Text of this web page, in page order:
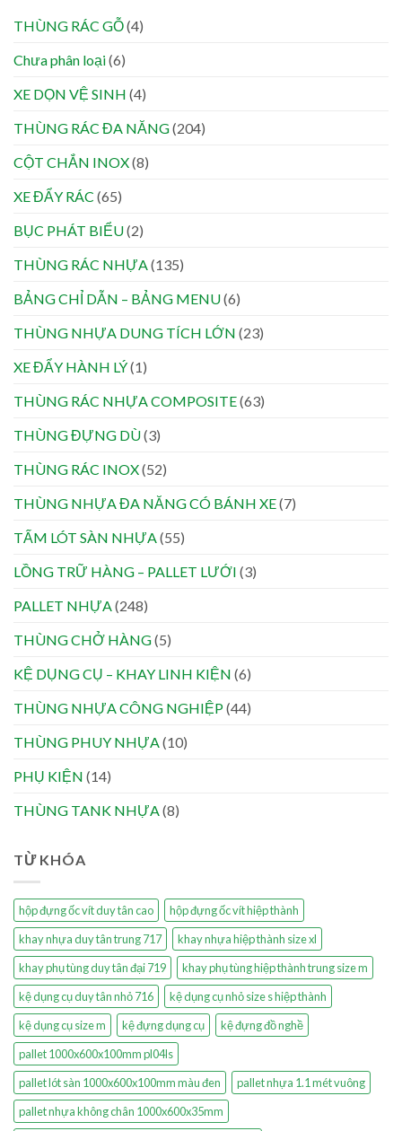
THÙNG RÁC GỖ(4)
Chưa phân loại(6)
XE DỌN VỆ SINH (4)
THÙNG RÁC ĐA NĂNG(204)
CỘT CHẮN INOX(8)
XE ĐẨY RÁC (65)
BỤC PHÁT BIỂU(2)
THÙNG RÁC NHỰA(135)
BẢNG CHỈ DẪN – BẢNG MENU(6)
THÙNG NHỰA DUNG TÍCH LỚN (23)
XE ĐẨY HÀNH LÝ(1)
THÙNG RÁC NHỰA COMPOSITE(63)
THÙNG ĐỰNG DÙ(3)
THÙNG RÁC INOX(52)
THÙNG NHỰA ĐA NĂNG CÓ BÁNH XE(7)
TẤM LÓT SÀN NHỰA(55)
LỒNG TRỮ HÀNG – PALLET LƯỚI (3)
PALLET NHỰA(248)
THÙNG CHỞ HÀNG(5)
KỆ DỤNG CỤ – KHAY LINH KIỆN (6)
THÙNG NHỰA CÔNG NGHIỆP(44)
THÙNG PHUY NHỰA(10)
PHỤ KIỆN (14)
THÙNG TANK NHỰA(8)
TỪ KHÓA
hộp đựng ốc vít duy tân cao
hộp đựng ốc vít hiệp thành
khay nhựa duy tân trung 717
khay nhựa hiệp thành size xl
khay phụ tùng duy tân đại 719
khay phụ tùng hiệp thành trung size m
kệ dụng cụ duy tân nhỏ 716
kệ dụng cụ nhỏ size s hiệp thành
kệ dụng cụ size m
kệ đựng dụng cụ
kệ đựng đồ nghề
pallet 1000x600x100mm pl04ls
pallet lót sàn 1000x600x100mm màu đen
pallet nhựa 1.1 mét vuông
pallet nhựa không chân 1000x600x35mm